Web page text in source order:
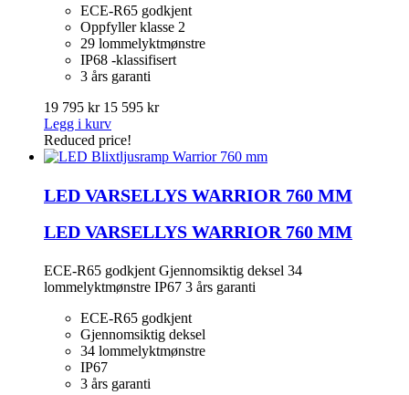
ECE-R65 godkjent
Oppfyller klasse 2
29 lommelyktmønstre
IP68 -klassifisert
3 års garanti
19 795 kr 15 595 kr
Legg i kurv
Reduced price!
LED VARSELLYS WARRIOR 760 MM
LED VARSELLYS WARRIOR 760 MM
ECE-R65 godkjent Gjennomsiktig deksel 34
lommelyktmønstre IP67 3 års garanti
ECE-R65 godkjent
Gjennomsiktig deksel
34 lommelyktmønstre
IP67
3 års garanti